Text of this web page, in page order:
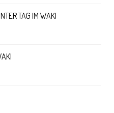
TAG IM WAKI